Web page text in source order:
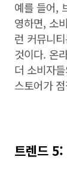
예를 들어,
영하면, 소
런 커뮤니
것이다. 온
더 소비자
스토어가
트렌드 5: